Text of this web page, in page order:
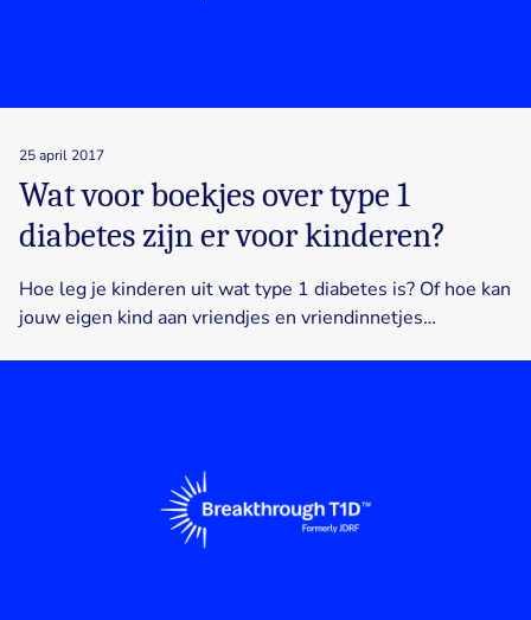
25 april 2017
Wat voor boekjes over type 1
diabetes zijn er voor kinderen?
Hoe leg je kinderen uit wat type 1 diabetes is? Of hoe kan
jouw eigen kind aan vriendjes en vriendinnetjes…